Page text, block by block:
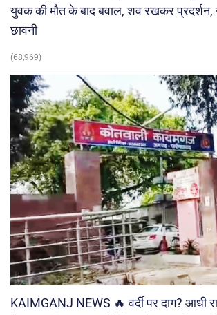
युवक की मौत के बाद बवाल, शव रखकर प्रदर्शन,
छावनी
(68,969)
KAIMGANJ NEWS 🔥 वर्दी पर दाग? आधी